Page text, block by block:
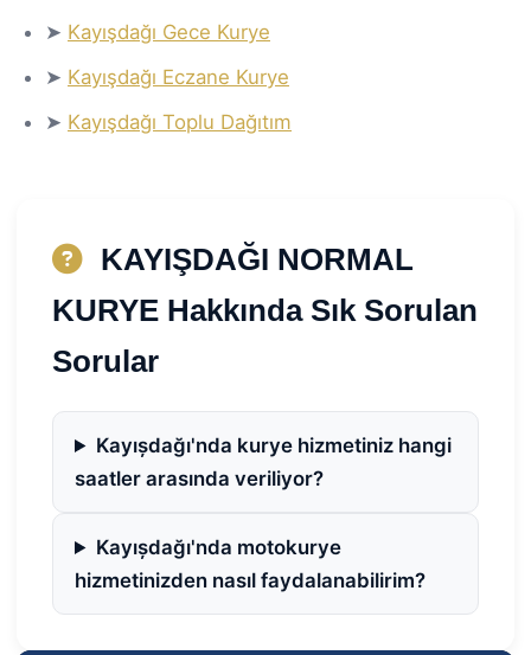
➤ Kayışdağı Gece Kurye
➤ Kayışdağı Eczane Kurye
➤ Kayışdağı Toplu Dağıtım
KAYIŞDAĞI NORMAL
KURYE Hakkında Sık Sorulan
Sorular
Kayıșdağı'nda kurye hizmetiniz hangi
saatler arasında veriliyor?
Kayıșdağı'nda motokurye
hizmetinizden nasıl faydalanabilirim?